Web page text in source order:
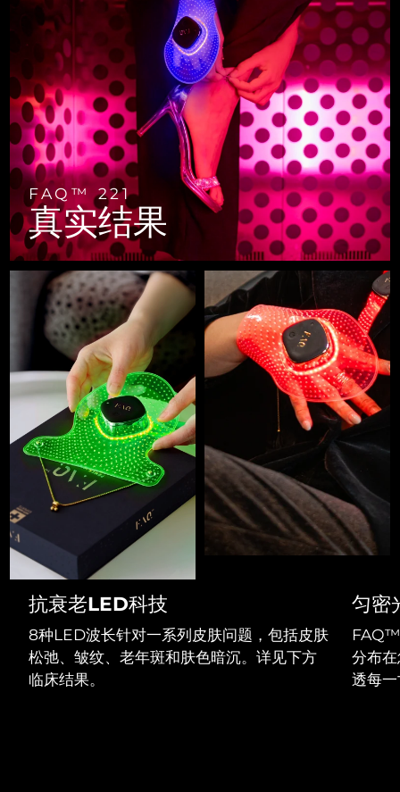
FAQ™ 221
真实结果
抗衰老LED科技
8种LED波长针对一系列皮肤问题，包括皮肤
松弛、皱纹、老年斑和肤色暗沉。详见下方
临床结果。
匀密
FAQ™
分布
透每
LUNA™ 4 mini
For young skin, T-zone
LUNA™ 4 go
For travel or gym bag
LUNA™ 护肤
Premium cleansers & balm
LUNA™ 设备
All facial cleansing devices
面部提拉护理
Premium anti-aging skincare
BEAR™ 设备
All premium facelift devices
device
UFO™ 3 mini
Red light therapy device for young skin
UFO™ 3 go
Portable red light therapy
面膜
Rejuvenation & hydration
UFO™ 设备
All deep facial hydration devices
Smart hybrid silicone sonic toothbrush
issa™ 4 smile
Hybrid silicone sonic toothbrush
issa™ 4 baby
For ages 0-3
issa™ Teeth Whitening Set
Dual LED + sonic device & 18% PAP gel
ISSA™ 设备
All silicone sonic toothbrushes
抗老
FAQ™ 101
Clinical anti-aging
FAQ™ 102
Advanced clinical anti-aging
FAQ™ 103
Luxurious clinical anti-aging set
FAQ™ P1 Primer
Manuka honey primer
FAQ™护肤品
All FAQ™ skincare
FAQ™产品
All anti-aging treatments
LED治疗
FAQ™ 201
LED mask
FAQ™ 202
LED mask
FAQ™ 211
Anti-aging neck & décolleté LED mask
FAQ™ 221
Anti-aging LED hand mask
FAQ™护肤品
All FAQ™ skincare
FAQ™产品
All LED treatments
生发
FAQ™ 301
LED hair strengthening scalp massager
FAQ™ Scalp Serum
Scalp recovery probiotic serum
FAQ™护肤品
All FAQ™ skincare
FAQ™产品
All hair treatments
肌肤年轻化
NEW
FAQ™ 501
Full-Spectrum Red Light Therapy
FAQ™ 502
Full-Spectrum Red Light Therapy
FAQ™ Red Light Serum
FAQ™ skincare
All FAQ™ skincare
FAQ™ products
All toning treatments
保健品
NEW
专业治疗
脱毛
PEACH™ 2 Pro Max
Professional IPL hair removal device
PEACH™ 2
IPL hair removal
PEACH™ 2 go
Travel-friendly IPL hair removal
BEAR™ 2 body
Microcurrent body toning
LUNA™ 4 body
Massaging body brush
SUPERCHARGED™ serum
Firming body serum
痘肌护理
ESPADA™ 2 plus
Recurring acne LED therapy
ESPADA™ 2
Acne treatment device
眼部护理
BEAR™ 2 eyes & lips
Microcurrent line smoothing device
IRIS™ 2
Rejuvenating eye massager
毛孔护理
KIWI™ derma
Diamond microdermabrasion .
LUNA™ 4 hair
2-in-1 LED scalp massager
NEW
智利 预计送达日期8/12/26
预计送达日期 8/8/26
哥伦比亚 预计送达日期8/12/26
克罗地亚 预计送达日期8/8/26
塞浦路斯 预计送达日期8/9/26
捷克 预计送达日期8/8/26
丹麦 预计送达日期8/8/26
爱沙尼亚 预计送达日期 8/8/26
芬兰 预计送达日期8/8/26
预计送达日期8/8/26
法属波利尼西亚 预计送达日期8/12/26
德国 预计送达日期 8/8/26
直布罗陀 预计送达日期8/12/26
希腊 预计送达日期8/8/26
中国香港特别行政区 8/9/26
匈牙利 预计送达日期 8/8/26
冰岛 8/9/26